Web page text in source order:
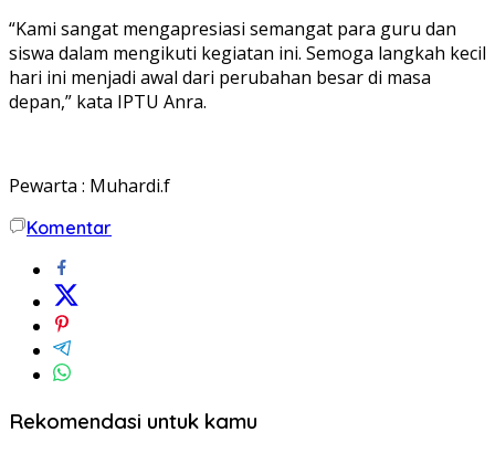
“Kami sangat mengapresiasi semangat para guru dan
siswa dalam mengikuti kegiatan ini. Semoga langkah kecil
hari ini menjadi awal dari perubahan besar di masa
depan,” kata IPTU Anra.
Pewarta : Muhardi.f
Komentar
Rekomendasi untuk kamu